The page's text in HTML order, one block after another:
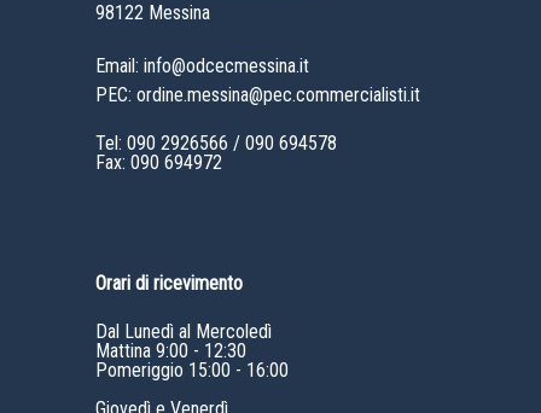
98122 Messina
Email: info@odcecmessina.it
PEC: ordine.messina@pec.commercialisti.it
Tel: 090 2926566 / 090 694578
Fax: 090 694972
Orari di ricevimento
Dal Lunedì al Mercoledì
Mattina 9:00 - 12:30
Pomeriggio 15:00 - 16:00